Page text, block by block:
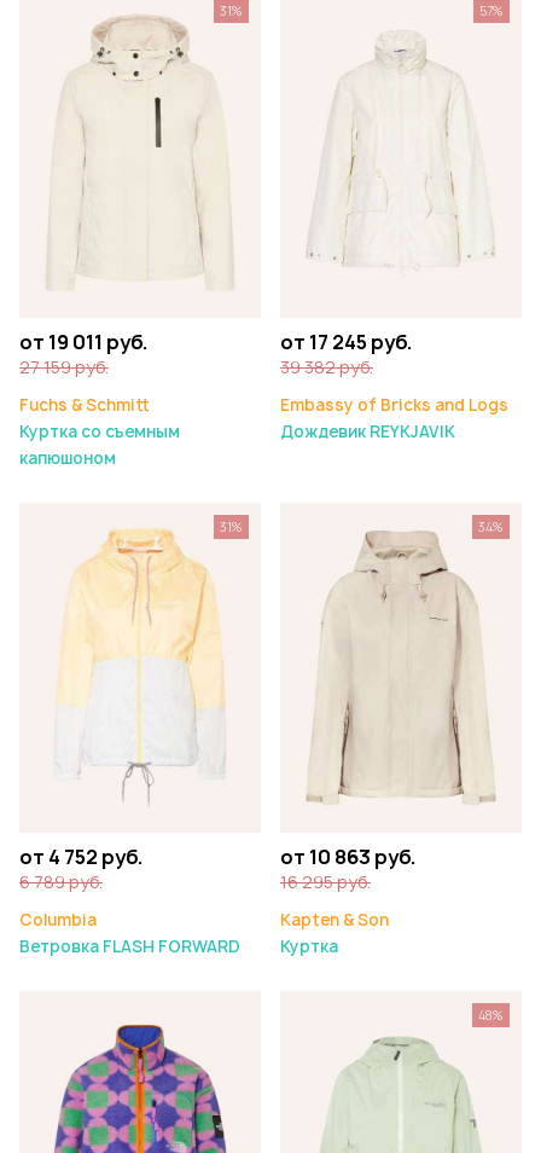
от 19 011 руб.
27 159 руб.
Fuchs & Schmitt
Куртка со съемным
капюшоном
31%
от 17 245 руб.
39 382 руб.
Embassy of Bricks and Logs
Дождевик REYKJAVIK
57%
от 4 752 руб.
6 789 руб.
Columbia
Ветровка FLASH FORWARD
31%
от 10 863 руб.
16 295 руб.
Kapten & Son
Куртка
34%
48%